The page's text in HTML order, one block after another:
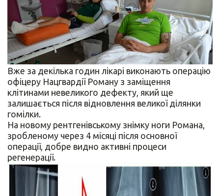
Вже за декілька годин лікарі виконають операцію
офіцеру Нацгвардії Роману з заміщення
клітинами невеликого дефекту, який ще
залишається після відновлення великої ділянки
гомілки.
На новому рентгенівському знімку ноги Романа,
зробленому через 4 місяці після основної
операції, добре видно активні процеси
регенерації.